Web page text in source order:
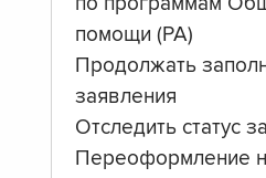
по программам
помощи (PA)
Продолжать
заявления
Отследить статус
Переоформление